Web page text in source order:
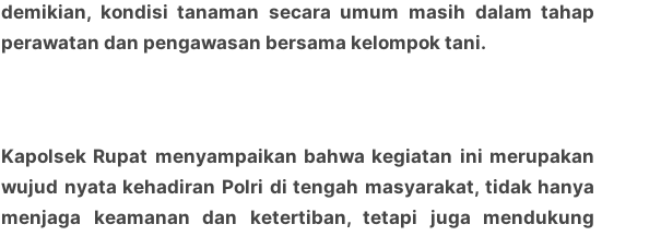
demikian, kondisi tanaman secara umum masih dalam tahap
perawatan dan pengawasan bersama kelompok tani.
Kapolsek Rupat menyampaikan bahwa kegiatan ini merupakan
wujud nyata kehadiran Polri di tengah masyarakat, tidak hanya
menjaga keamanan dan ketertiban, tetapi juga mendukung